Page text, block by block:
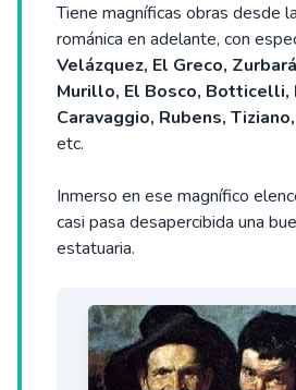
Tiene magníficas obras desde
románica en adelante, con
Velázquez, El Greco,
Murillo, El Bosco, Botticelli,
Caravaggio, Rubens,
etc.
Inmerso en ese magnífico
casi pasa desapercibida una
estatuaria.